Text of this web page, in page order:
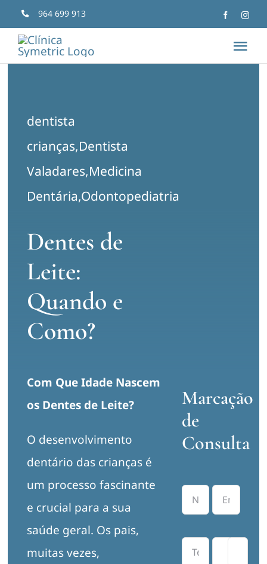
to
content
964 699 913
Especialidades
dentista
crianças,Dentista
Valadares,Medicina
Dentária,Odontopediatria
Dentes de
Leite:
Quando e
Como?
Com Que Idade Nascem
os Dentes de Leite?
O desenvolvimento
dentário das crianças é
um processo fascinante
e crucial para a sua
saúde geral. Os pais,
muitas vezes,
Marcação
de
Consulta